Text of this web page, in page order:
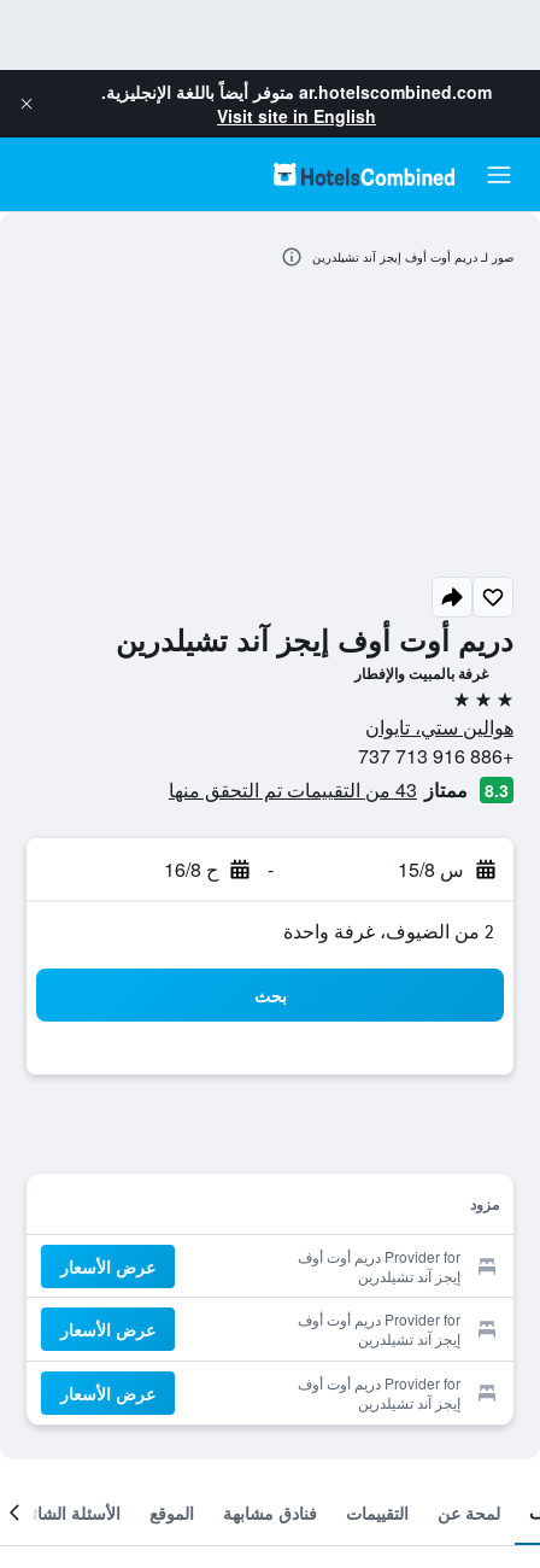
ar.hotelscombined.com متوفر أيضاً باللغة الإنجليزية.
Visit site in English
دريم أوت أوف إيجز آند تشيلدرين
غرفة بالمبيت والإفطار
3 نجوم
هوالين ستي، تايوان
+886 916 713 737
8.3 ممتاز 43 من التقييمات تم التحقق منها
س 15/8 - ح 16/8
2 من الضيوف، غرفة واحدة
بحث
مزود
Provider for دريم أوت أوف
إيجز آند تشيلدرين
عرض الأسعار
Provider for دريم أوت أوف
إيجز آند تشيلدرين
عرض الأسعار
Provider for دريم أوت أوف
إيجز آند تشيلدرين
عرض الأسعار
صور لـ دريم أوت أوف إيجز آند تشيلدرين
لمحة عن التقييمات فنادق مشابهة الموقع الأسئلة الشائعة